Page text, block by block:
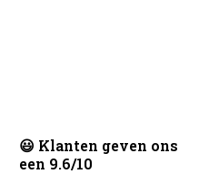
😃 Klanten geven ons
een 9.6/10